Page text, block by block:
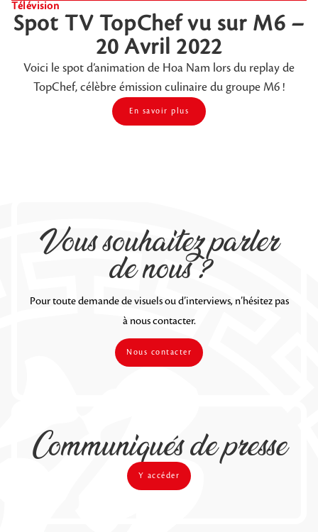
Télévision
Spot TV TopChef vu sur M6 –
20 Avril 2022
Voici le spot d’animation de Hoa Nam lors du replay de
TopChef, célèbre émission culinaire du groupe M6 !
En savoir plus
Vous souhaitez parler
de nous ?
Pour toute demande de visuels ou d’interviews, n’hésitez pas
à nous contacter.
Nous contacter
Communiqués de presse
Y accéder